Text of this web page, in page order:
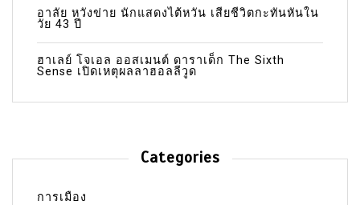
อาลัย หวังข่าย นักแสดงไต้หวัน เสียชีวิตกะทันหันใน
วัย 43 ปี
ฮาเลย์ โจเอล ออสเมนต์ ดาราเด็ก The Sixth
Sense เปิดเหตุผลลาฮอลลีวูด
Categories
การเมือง